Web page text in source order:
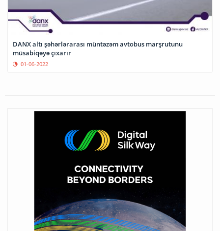
DANX altı şəhərlərarası müntəzəm avtobus marşrutunu
müsabiqəyə çıxarır
01-06-2022